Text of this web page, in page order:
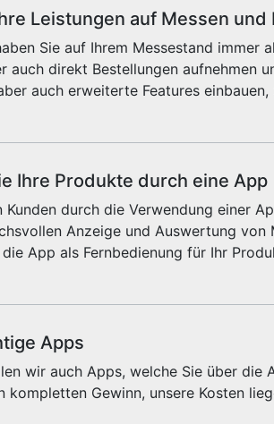
Leistungen auf Messen und
Sie auf Ihrem Messestand immer
auch direkt Bestellungen aufnehmen
auch erweiterte Features
Ihre Produkte durch eine App
Kunden durch die Verwendung einer
Anzeige und Auswertung
App als Fernbedienung für Ihr
Apps
wir auch Apps, welche Sie über die
kompletten Gewinn, unsere Kosten